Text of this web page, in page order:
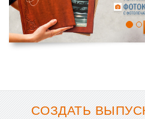
СОЗДАТЬ